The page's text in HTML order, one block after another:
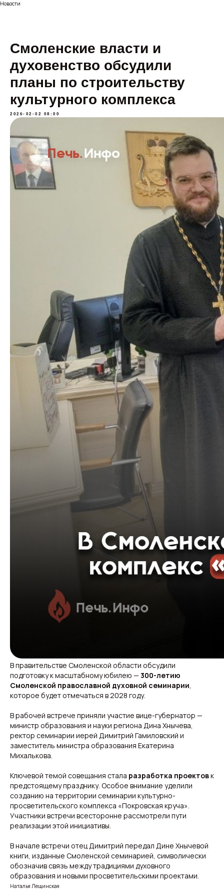
Новости
Смоленские власти и
духовенство обсудили
планы по строительству
культурного комплекса
2026-02-02 08:00
В правительстве Смоленской области обсудили
подготовку к масштабному юбилею — 300-летию
Смоленской православной духовной семинарии,
которое будет отмечаться в 2028 году.
В рабочей встрече приняли участие вице-губернатор —
министр образования и науки региона Дина Хнычева,
ректор семинарии иерей Димитрий Гамиловский и
заместитель министра образования Екатерина
Михалькова.
Ключевой темой совещания стала разработка проектовк
предстоящему празднику. Особое внимание уделили
созданию на территории семинарии культурно-
просветительского комплекса «Покровская круча».
Участники встречи всесторонне рассмотрели пути
реализации этой инициативы.
В начале встречи отец Димитрий передал Дине Хнычевой
книги, изданные Смоленской семинарией, символически
обозначив связь между традициями духовного
образования и новыми просветительскими проектами.
Наталья Лещинская
Свежие новости с жару — честно и по делу!
Добро пожаловать на кухню актуальных новостей!
Происшествия
Общество
Экономика
Жизнь
Политика
Смоленск
Россия
Мир
Окружные вести
Видеоблог
Эксклюзивы
Спецпроекты